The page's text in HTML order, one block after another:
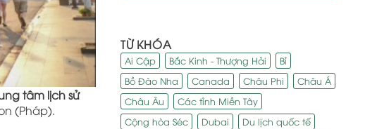
tâm lịch sử
(Pháp).
TỪ KHÓA
Ai Cập Bắc Kinh - Thượng Hải
Bỉ
Bồ Đào Nha
Canada Châu Phi
Châu Á
Châu Âu
Các tỉnh Miền Tây
Cộng hòa Séc
Dubai
Du lịch quốc tế